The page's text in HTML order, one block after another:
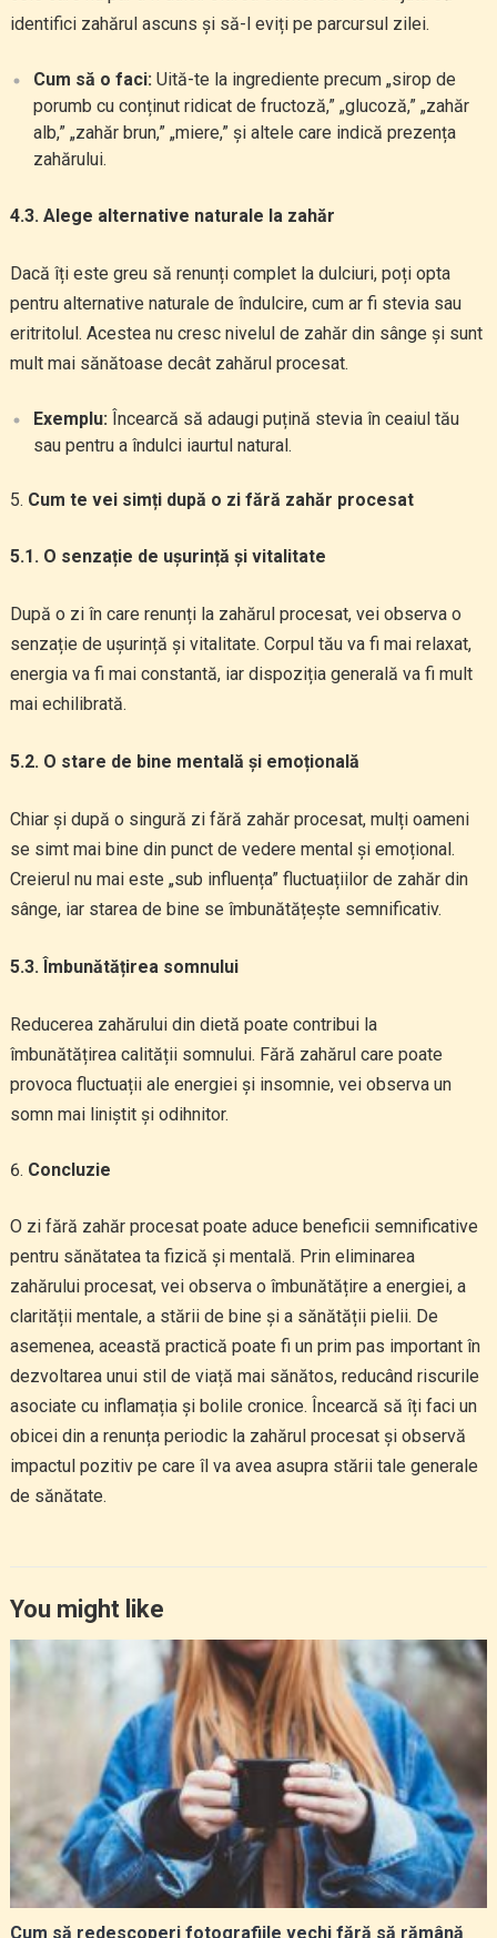
identifici zahărul ascuns și să-l eviți pe parcursul zilei.
Cum să o faci: Uită-te la ingrediente precum „sirop de
porumb cu conținut ridicat de fructoză,” „glucoză,” „zahăr
alb,” „zahăr brun,” „miere,” și altele care indică prezența
zahărului.
4.3. Alege alternative naturale la zahăr
Dacă îți este greu să renunți complet la dulciuri, poți opta
pentru alternative naturale de îndulcire, cum ar fi stevia sau
eritritolul. Acestea nu cresc nivelul de zahăr din sânge și sunt
mult mai sănătoase decât zahărul procesat.
Exemplu: Încearcă să adaugi puțină stevia în ceaiul tău
sau pentru a îndulci iaurtul natural.
Cum te vei simți după o zi fără zahăr procesat
5.1. O senzație de ușurință și vitalitate
După o zi în care renunți la zahărul procesat, vei observa o
senzație de ușurință și vitalitate. Corpul tău va fi mai relaxat,
energia va fi mai constantă, iar dispoziția generală va fi mult
mai echilibrată.
5.2. O stare de bine mentală și emoțională
Chiar și după o singură zi fără zahăr procesat, mulți oameni
se simt mai bine din punct de vedere mental și emoțional.
Creierul nu mai este „sub influența” fluctuațiilor de zahăr din
sânge, iar starea de bine se îmbunătățește semnificativ.
5.3. Îmbunătățirea somnului
Reducerea zahărului din dietă poate contribui la
îmbunătățirea calității somnului. Fără zahărul care poate
provoca fluctuații ale energiei și insomnie, vei observa un
somn mai liniștit și odihnitor.
Concluzie
O zi fără zahăr procesat poate aduce beneficii semnificative
pentru sănătatea ta fizică și mentală. Prin eliminarea
zahărului procesat, vei observa o îmbunătățire a energiei, a
clarității mentale, a stării de bine și a sănătății pielii. De
asemenea, această practică poate fi un prim pas important în
dezvoltarea unui stil de viață mai sănătos, reducând riscurile
asociate cu inflamația și bolile cronice. Încearcă să îți faci un
obicei din a renunța periodic la zahărul procesat și observă
impactul pozitiv pe care îl va avea asupra stării tale generale
de sănătate.
You might like
Cum să redescoperi fotografiile vechi fără să rămână